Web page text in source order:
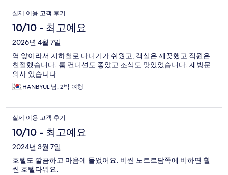
이
용
후
기
실제 이용 고객 후기
10/10 - 최고예요
2026년 4월 7일
역 앞이라서 지하철로 다니기가 쉬웠고, 객실은 깨끗했고 직원은
친절했습니다. 룸 컨디션도 좋았고 조식도 맛있었습니다. 재방문
의사 있습니다
HANBYUL 님, 2박 여행
실제 이용 고객 후기
10/10 - 최고예요
2024년 3월 7일
호텔도 깔끔하고 마음에 들었어요. 비싼 노트르담쪽에 비하면 훨
씬 호텔다워요.